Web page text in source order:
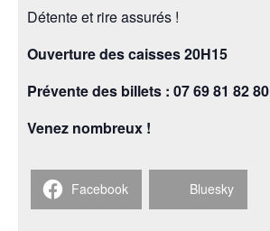
Détente et rire assurés !
Ouverture des caisses 20H15
Prévente des billets : 07 69 81 82 80
Venez nombreux !
Facebook Bluesky